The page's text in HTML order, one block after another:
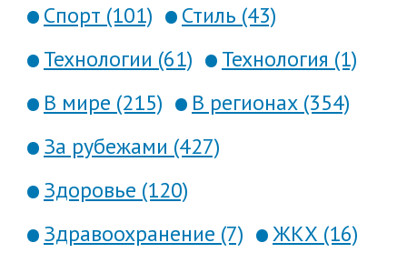
Спорт (101)
Стиль (43)
Технологии (61)
Технология (1)
В мире (215)
В регионах (354)
За рубежами (427)
Здоровье (120)
Здравоохранение (7)
ЖКХ (16)